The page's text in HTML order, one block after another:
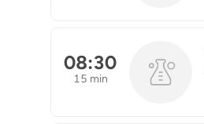
08:30
15 min